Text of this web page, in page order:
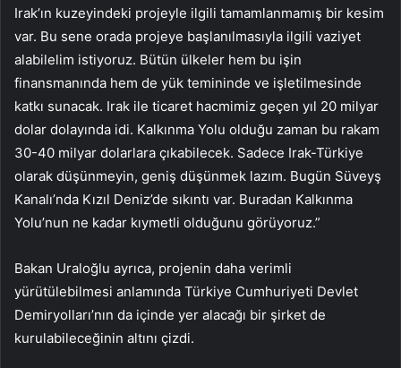
Irak’ın kuzeyindeki projeyle ilgili tamamlanmamış bir kesim
var. Bu sene orada projeye başlanılmasıyla ilgili vaziyet
alabilelim istiyoruz. Bütün ülkeler hem bu işin
finansmanında hem de yük temininde ve işletilmesinde
katkı sunacak. Irak ile ticaret hacmimiz geçen yıl 20 milyar
dolar dolayında idi. Kalkınma Yolu olduğu zaman bu rakam
30-40 milyar dolarlara çıkabilecek. Sadece Irak-Türkiye
olarak düşünmeyin, geniş düşünmek lazım. Bugün Süveyş
Kanalı’nda Kızıl Deniz’de sıkıntı var. Buradan Kalkınma
Yolu’nun ne kadar kıymetli olduğunu görüyoruz.”
Bakan Uraloğlu ayrıca, projenin daha verimli
yürütülebilmesi anlamında Türkiye Cumhuriyeti Devlet
Demiryolları’nın da içinde yer alacağı bir şirket de
kurulabileceğinin altını çizdi.